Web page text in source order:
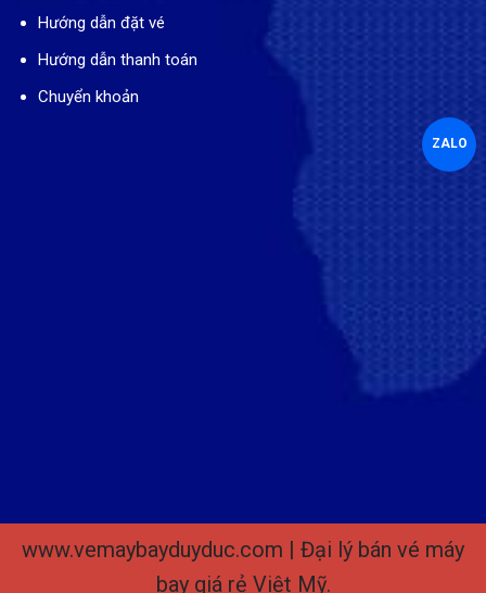
Hướng dẫn đặt vé
Hướng dẫn thanh toán
Chuyển khoản
ZALO
www.vemaybayduyduc.com | Đại lý bán vé máy
bay giá rẻ Việt Mỹ.